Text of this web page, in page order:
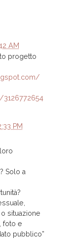
AM
progetto
PM
Solo a
situazione
foto e
pubblico”